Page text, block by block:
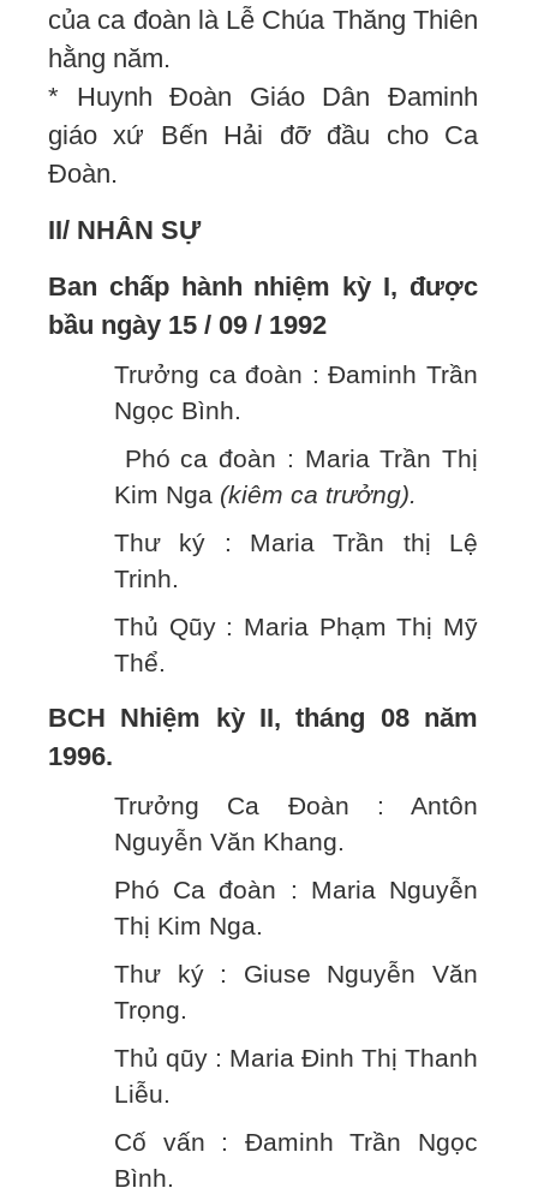
của ca đoàn là Lễ Chúa Thăng Thiên
hằng năm.
* Huynh Đoàn Giáo Dân Đaminh
giáo xứ Bến Hải đỡ đầu cho Ca
Đoàn.
II/ NHÂN SỰ
Ban chấp hành nhiệm kỳ I, được
bầu ngày 15 / 09 / 1992
Trưởng ca đoàn : Đaminh Trần
Ngọc Bình.
Phó ca đoàn : Maria Trần Thị
Kim Nga (kiêm ca trưởng).
Thư ký : Maria Trần thị Lệ
Trinh.
Thủ Qũy : Maria Phạm Thị Mỹ
Thể.
BCH Nhiệm kỳ II, tháng 08 năm
1996.
Trưởng Ca Đoàn : Antôn
Nguyễn Văn Khang.
Phó Ca đoàn : Maria Nguyễn
Thị Kim Nga.
Thư ký : Giuse Nguyễn Văn
Trọng.
Thủ qũy : Maria Đinh Thị Thanh
Liễu.
Cố vấn : Đaminh Trần Ngọc
Bình.